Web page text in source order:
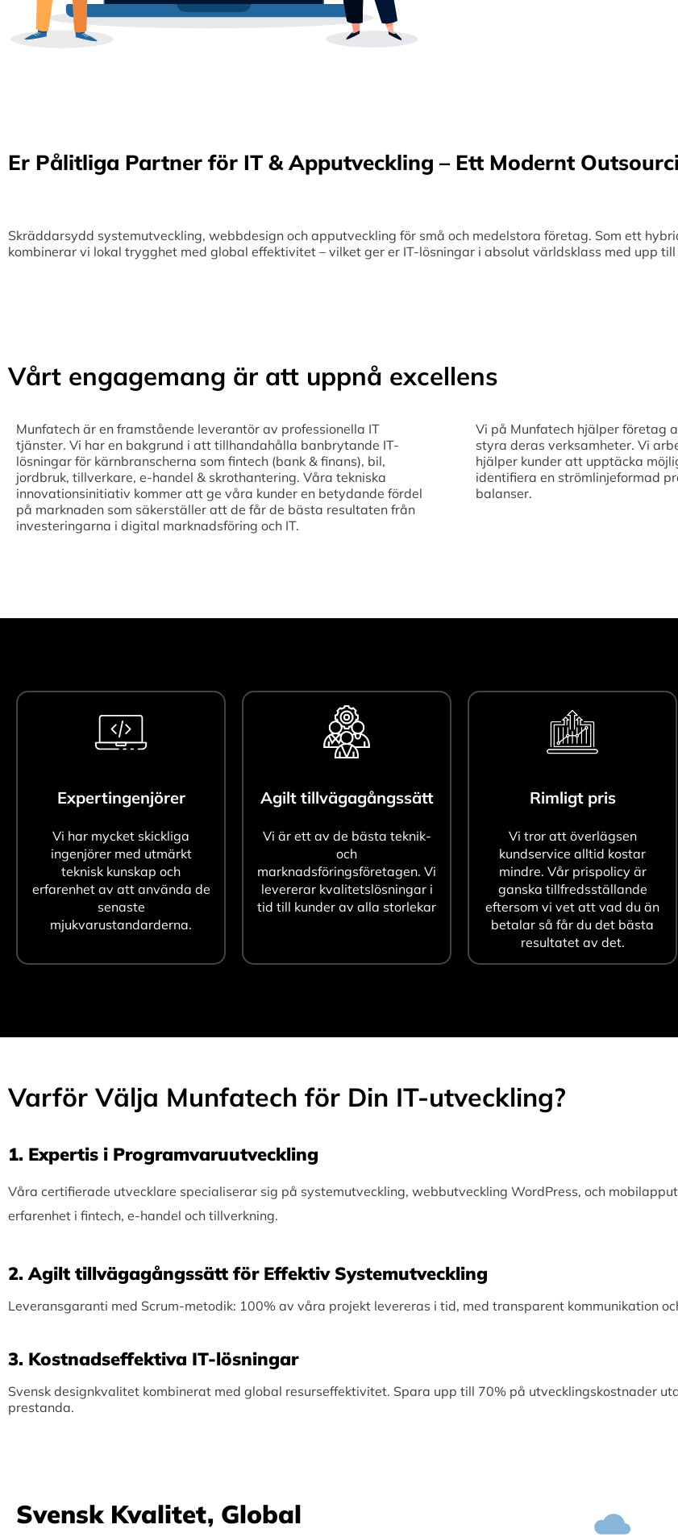
Er Pålitliga Partner för IT & Apputveckling – Ett Modernt
Skräddarsydd systemutveckling, webbdesign och apputveckling för små och medelstora företag. Som ett
kombinerar vi lokal trygghet med global effektivitet – vilket ger er IT-lösningar i absolut världsklass med upp
Vårt engagemang är att uppnå excellens
Munfatech är en framstående leverantör av professionella IT
tjänster. Vi har en bakgrund i att tillhandahålla banbrytande IT-
lösningar för kärnbranscherna som fintech (bank & finans), bil,
jordbruk, tillverkare, e-handel & skrothantering. Våra tekniska
innovationsinitiativ kommer att ge våra kunder en betydande fördel
på marknaden som säkerställer att de får de bästa resultaten från
investeringarna i digital marknadsföring och IT.
Vi på Munfatech hjälper företag
styra deras verksamheter. Vi
hjälper kunder att upptäcka
identifiera en strömlinjeformad
balanser.
Expertingenjörer
Vi har mycket skickliga
ingenjörer med utmärkt
teknisk kunskap och
erfarenhet av att använda de
senaste
mjukvarustandarderna.
Agilt tillvägagångssätt
Vi är ett av de bästa teknik-
och
marknadsföringsföretagen. Vi
levererar kvalitetslösningar i
tid till kunder av alla storlekar
Rimligt pris
Vi tror att överlägsen
kundservice alltid kostar
mindre. Vår prispolicy är
ganska tillfredsställande
eftersom vi vet att vad du än
betalar så får du det bästa
resultatet av det.
Varför Välja Munfatech för Din IT-utveckling?
1.⁠ ⁠Expertis i Programvaruutveckling
Våra certifierade utvecklare specialiserar sig på systemutveckling, webbutveckling WordPress, och
erfarenhet i fintech, e-handel och tillverkning.
2.⁠ ⁠Agilt tillvägagångssätt för Effektiv Systemutveckling
Leveransgaranti med Scrum-metodik: 100% av våra projekt levereras i tid, med transparent kommunikation
3.⁠ ⁠Kostnadseffektiva IT-lösningar
Svensk designkvalitet kombinerat med global resurseffektivitet. Spara upp till 70% på utvecklingskostnader
prestanda.
Svensk Kvalitet, Global